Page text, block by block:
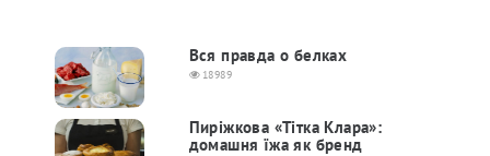
Вся правда о белках
18989
Пиріжкова «Тітка Клара»:
домашня їжа як бренд